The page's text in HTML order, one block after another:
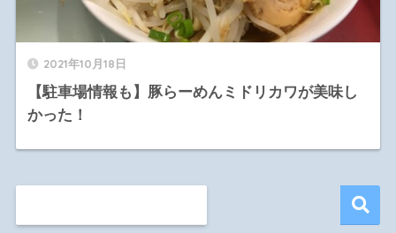
2021年10月18日
【駐車場情報も】豚らーめんミドリカワが美味し
かった！